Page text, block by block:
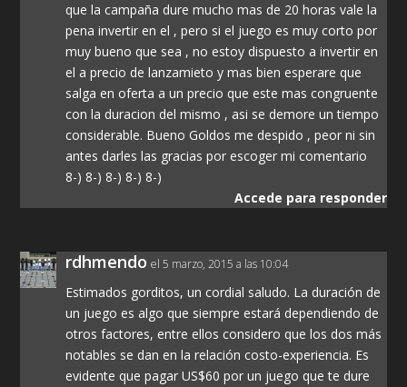
que la campaña dure mucho mas de 20 horas vale la
pena invertir en el , pero si el juego es muy corto por
muy bueno que sea , no estoy dispuesto a invertir en
el a precio de lanzamieto y mas bien esperare que
salga en oferta a un precio que este mas congruente
con la duracion del mismo , asi se demore un tiempo
considerable. Bueno Goldos me despido , peor ni sin
antes darles las gracias por escoger mi comentario
8-) 8-) 8-) 8-) 8-)
Accede para responder
rdhmendo el 5 marzo, 2015 a las 10:04
Estimados gorditos, un cordial saludo. La duración de
un juego es algo que siempre estará dependiendo de
otros factores, entre ellos considero que los dos más
notables se dan en la relación costo-experiencia. Es
evidente que pagar US$60 por un juego que te dure